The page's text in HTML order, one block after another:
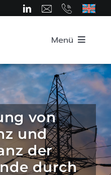
Menü
von
und
der
durch